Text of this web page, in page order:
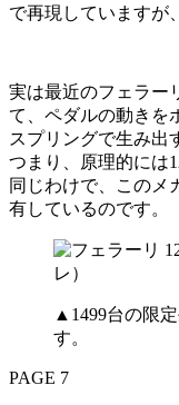
で再現していますが
実は最近のフェラー
て、ペダルの動きを
スプリングで生み出
つまり、原理的には
同じわけで、このメ
有しているのです。
▲1499台の限
す。
PAGE 7